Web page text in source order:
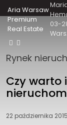
Aria Warsaw
Premium
Real Estate
03-
Rynek
Czy warto
22 października 2015